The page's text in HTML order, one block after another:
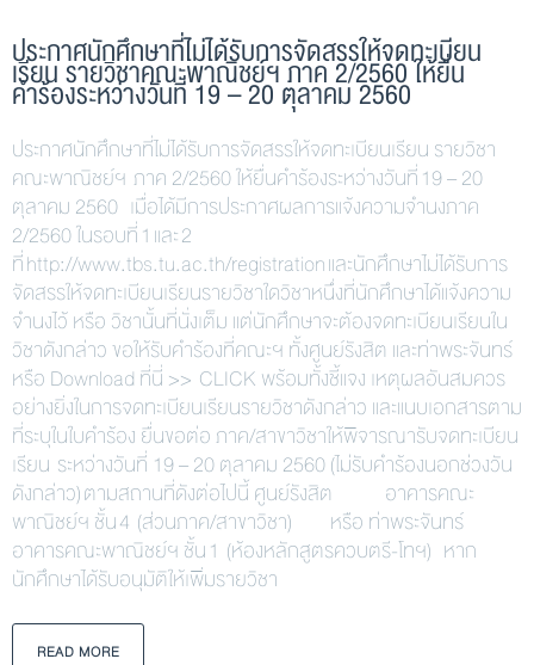
ประกาศนักศึกษาที่ไม่ได้รับการจัดสรรให้จดทะเบียน
เรียน รายวิชาคณะพาณิชย์ฯ ภาค 2/2560 ให้ยื่น
คำร้องระหว่างวันที่ 19 – 20 ตุลาคม 2560
ประกาศนักศึกษาที่ไม่ได้รับการจัดสรรให้จดทะเบียนเรียน รายวิชา
คณะพาณิชย์ฯ ภาค 2/2560 ให้ยื่นคำร้องระหว่างวันที่ 19 – 20
ตุลาคม 2560 เมื่อได้มีการประกาศผลการแจ้งความจำนงภาค
2/2560 ในรอบที่ 1 และ 2
ที่ http://www.tbs.tu.ac.th/registration และนักศึกษาไม่ได้รับการ
จัดสรรให้จดทะเบียนเรียนรายวิชาใดวิชาหนึ่งที่นักศึกษาได้แจ้งความ
จำนงไว้ หรือ วิชานั้นที่นั่งเต็ม แต่นักศึกษาจะต้องจดทะเบียนเรียนใน
วิชาดังกล่าว ขอให้รับคำร้องที่คณะฯ ทั้งศูนย์รังสิต และท่าพระจันทร์
หรือ Download ที่นี่ >> CLICK พร้อมทั้งชี้แจง เหตุผลอันสมควร
อย่างยิ่งในการจดทะเบียนเรียนรายวิชาดังกล่าว และแนบเอกสารตาม
ที่ระบุในใบคำร้อง ยื่นขอต่อ ภาค/สาขาวิชาให้พิจารณารับจดทะเบียน
เรียน ระหว่างวันที่ 19 – 20 ตุลาคม 2560 (ไม่รับคำร้องนอกช่วงวัน
ดังกล่าว) ตามสถานที่ดังต่อไปนี้ ศูนย์รังสิต อาคารคณะ
พาณิชย์ฯ ชั้น 4 (ส่วนภาค/สาขาวิชา) หรือ ท่าพระจันทร์
อาคารคณะพาณิชย์ฯ ชั้น 1 (ห้องหลักสูตรควบตรี-โทฯ) หาก
นักศึกษาได้รับอนุมัติให้เพิ่มรายวิชา
READ MORE